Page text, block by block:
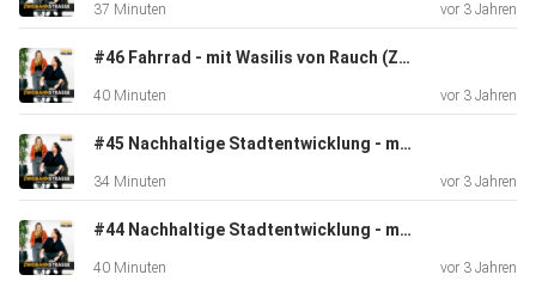
37 Minuten vor 3 Jahren
#46 Fahrrad - mit Wasilis von Rauch (Zukunft Fahrrad)
40 Minuten vor 3 Jahren
#45 Nachhaltige Stadtentwicklung - mit Maximilian Schnizer (Bayrische Hausbau)
34 Minuten vor 3 Jahren
#44 Nachhaltige Stadtentwicklung - mit Martha Marisa Wanat
40 Minuten vor 3 Jahren